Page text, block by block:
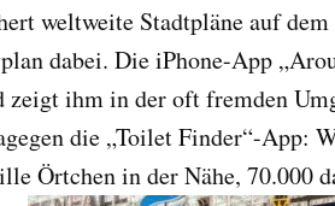
weltweite Stadtpläne auf
dabei. Die iPhone-App
zeigt ihm in der oft fremden
die „Toilet Finder“-App:
Örtchen in der Nähe, 70.000